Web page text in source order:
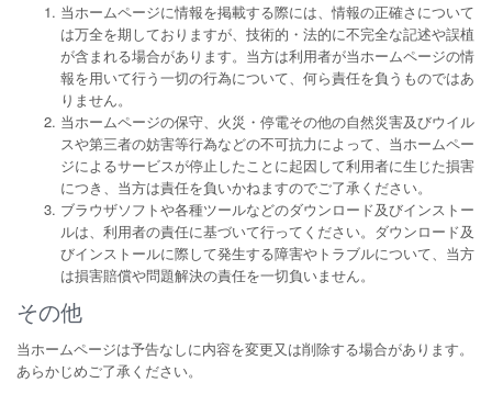
当ホームページに情報を掲載する際には、情報の正確さについて
は万全を期しておりますが、技術的・法的に不完全な記述や誤植
が含まれる場合があります。当方は利用者が当ホームページの情
報を用いて行う一切の行為について、何ら責任を負うものではあ
りません。
当ホームページの保守、火災・停電その他の自然災害及びウイル
スや第三者の妨害等行為などの不可抗力によって、当ホームペー
ジによるサービスが停止したことに起因して利用者に生じた損害
につき、当方は責任を負いかねますのでご了承ください。
ブラウザソフトや各種ツールなどのダウンロード及びインストー
ルは、利用者の責任に基づいて行ってください。ダウンロード及
びインストールに際して発生する障害やトラブルについて、当方
は損害賠償や問題解決の責任を一切負いません。
その他
当ホームページは予告なしに内容を変更又は削除する場合があります。
あらかじめご了承ください。